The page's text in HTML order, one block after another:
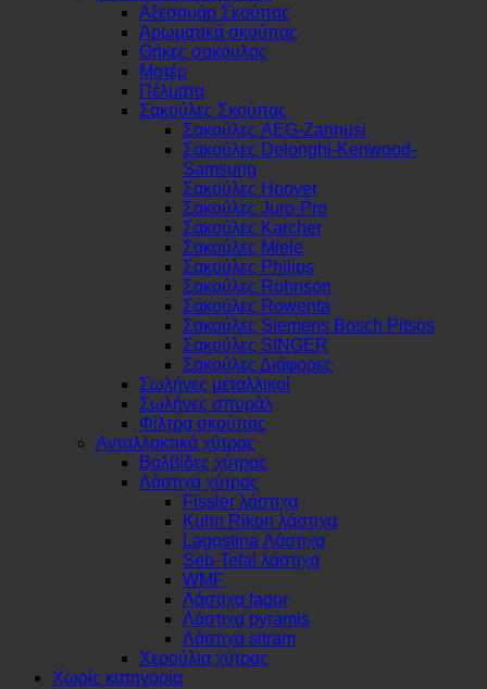
Αξεσουάρ Σκούπας
Αρωματικά σκούπας
Θήκες σακόυλας
Μοτέρ
Πέλματα
Σακούλες Σκούπας
Σακούλες AEG-Zannusi
Σακούλες Delonghi-Kenwood-
Samsung
Σακούλες Hoover
Σακούλες Juro-Pro
Σακούλες Karcher
Σακούλες Miele
Σακούλες Philips
Σακούλες Rohnson
Σακούλες Rowenta
Σακούλες Siemens Bosch Pitsos
Σακούλες SINGER
Σακούλες Διάφορες
Σωλήνες μεταλλικοί
Σωλήνες σπυράλ
Φίλτρα σκούπας
Ανταλλακτικά χύτρας
Βαλβίδες χύτρας
Λάστιχα χύτρας
Fissler λάστιχα
Kuhn Rikon λάστιχα
Lagostina Λάστιχα
Seb-Tefal λάστιχα
WMF
Λάστιχα fagor
Λάστιχα pyramis
Λάστιχα sitram
Χερούλια χύτρας
Χωρίς κατηγορία